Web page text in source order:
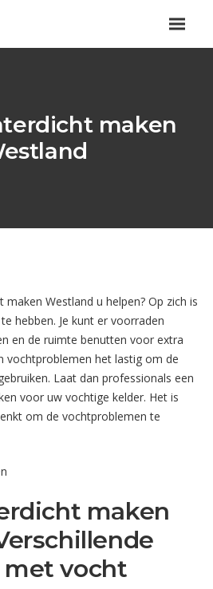
maken
Westland u helpen? Op zich is
hebben. Je kunt er voorraden
en de ruimte benutten voor extra
vochtproblemen het lastig om de
Laat dan professionals een
voor uw vochtige kelder. Het is
om de vochtproblemen te
maken
vocht